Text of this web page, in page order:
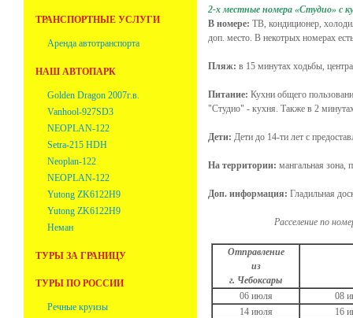
ТРАНСПОРТНЫЕ УСЛУГИ
Аренда автотранспорта
НАШ АВТОПАРК
Golden Dragon 2007г.в.
Vanhool-927SD3
NEOPLAN-122
Setra-215 HDH
Neoplan-122
NEOPLAN-122
Yutong ZK6122H9
Yutong ZK6122H9
Неман
ТУРЫ ЗА ГРАНИЦУ
ТУРЫ ПО РОССИИ
Речные круизы
2-х местные номера «Студио» с
В номере: ТВ, кондиционер,
доп. место. В некотрых номерах
Пляж: в 15 минутах ходьбы,
Питание: Кухни общего
"Студио" - кухня. Также в 2
Дети: Дети до 14-ти лет с
На территории: мангальная зона,
Доп. информация: Гладильная
Расселение по
Отправление
из
г. Чебоксары
06 июля
08
14 июля
16